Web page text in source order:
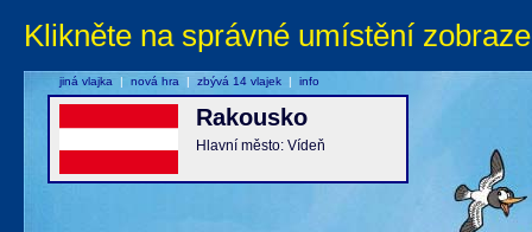
Klikněte na správné umístění
Rakousko
Hlavní město: Vídeň
jiná vlajka | nová hra | zbývá 14 vlajek | info